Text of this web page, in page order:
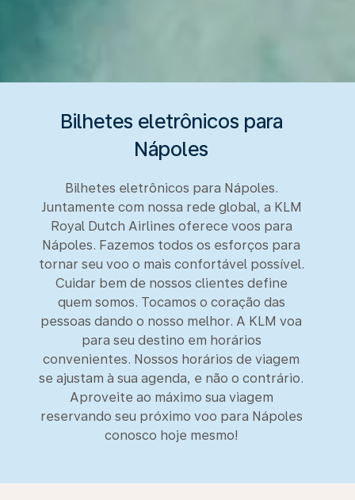
Bilhetes eletrônicos para
Nápoles
Bilhetes eletrônicos para Nápoles.
Juntamente com nossa rede global, a KLM
Royal Dutch Airlines oferece voos para
Nápoles. Fazemos todos os esforços para
tornar seu voo o mais confortável possível.
Cuidar bem de nossos clientes define
quem somos. Tocamos o coração das
pessoas dando o nosso melhor. A KLM voa
para seu destino em horários
convenientes. Nossos horários de viagem
se ajustam à sua agenda, e não o contrário.
Aproveite ao máximo sua viagem
reservando seu próximo voo para Nápoles
conosco hoje mesmo!